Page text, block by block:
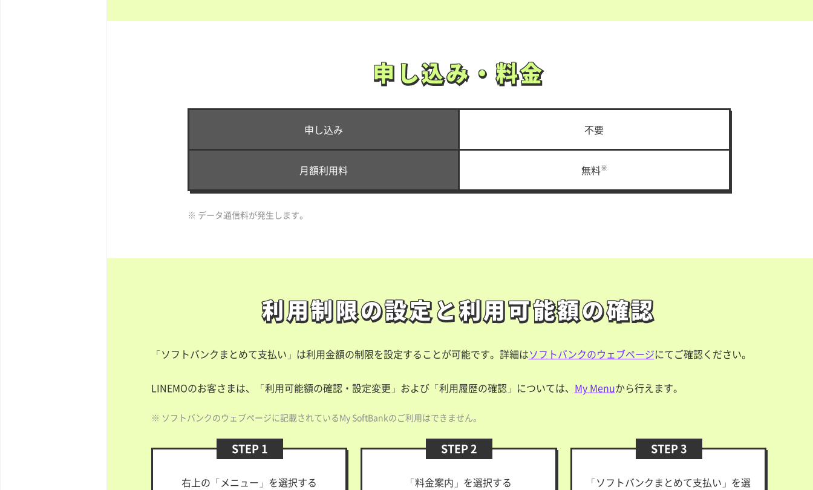
申し込み・料金
申し込み・料金
申し込み 不要
月額利用料 無料※
※ データ通信料が発生します。
利用制限の設定と利用可能額の確認
利用制限の設定と利用可能額の確認
「ソフトバンクまとめて支払い」は利用金額の制限を設定することが可能です。詳細はソフトバンクのウェブページにてご確認ください。
LINEMOのお客さまは、「利用可能額の確認・設定変更」および「利用履歴の確認」については、 My Menuから行えます。
※ ソフトバンクのウェブページに記載されているMy SoftBankのご利用はできません。
STEP 1
右上の「メニュー」を選択する
STEP 2
「料金案内」を選択する
STEP 3
「ソフトバンクまとめて支払い」を選